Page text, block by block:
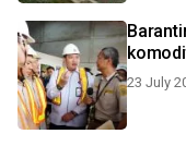
23 July